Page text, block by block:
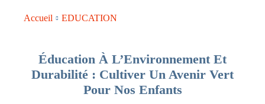
Accueil EDUCATION
Éducation À L’Environnement Et
Durabilité : Cultiver Un Avenir Vert
Pour Nos Enfants